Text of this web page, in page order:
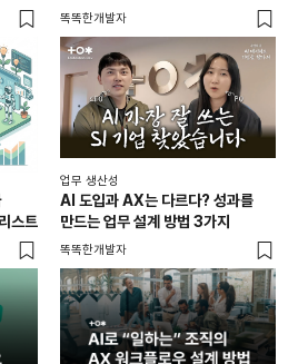
공개하는 AX 워크플로우
똑똑한개발자
스트
업무 생산성
AI 도입과 AX는 다르다? 성과를
만드는 업무 설계 방법 3가지
똑똑한개발자